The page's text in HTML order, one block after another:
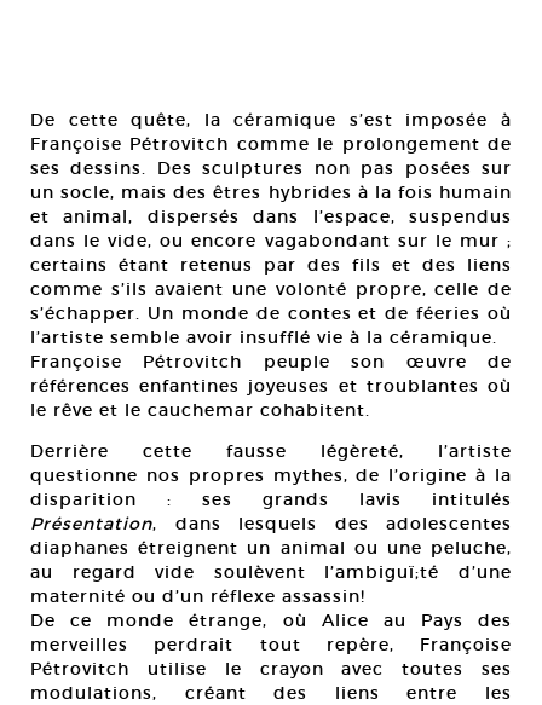
De cette quête, la céramique s’est imposée à
Françoise Pétrovitch comme le prolongement de
ses dessins. Des sculptures non pas posées sur
un socle, mais des êtres hybrides à la fois humain
et animal, dispersés dans l’espace, suspendus
dans le vide, ou encore vagabondant sur le mur ;
certains étant retenus par des fils et des liens
comme s’ils avaient une volonté propre, celle de
s’échapper. Un monde de contes et de féeries où
l’artiste semble avoir insufflé vie à la céramique.
Françoise Pétrovitch peuple son œuvre de
références enfantines joyeuses et troublantes où
le rêve et le cauchemar cohabitent.
Derrière cette fausse légèreté, l’artiste
questionne nos propres mythes, de l’origine à la
disparition : ses grands lavis intitulés
Présentation, dans lesquels des adolescentes
diaphanes étreignent un animal ou une peluche,
au regard vide soulèvent l’ambiguï;té d’une
maternité ou d’un réflexe assassin!
De ce monde étrange, où Alice au Pays des
merveilles perdrait tout repère, Françoise
Pétrovitch utilise le crayon avec toutes ses
modulations, créant des liens entre les